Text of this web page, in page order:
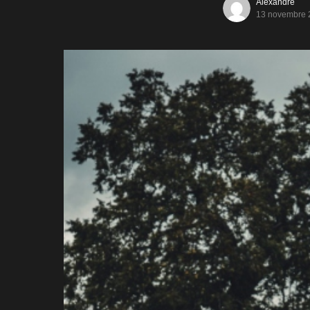
Alexandre
13 novembre